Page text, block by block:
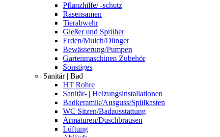
Pflanzhilfe/ -schutz
Rasensamen
Tierabwehr
Gießer und Sprüher
Erden/Mulch/Dünger
Bewässerung/Pumpen
Gartenmaschinen Zubehör
Sonstiges
Sanitär | Bad
HT Rohre
Sanitär- | Heizungsinstallationen
Badkeramik/Ausguss/Spülkasten
WC Sitzen/Badausstattung
Armaturen/Duschbrausen
Lüftung